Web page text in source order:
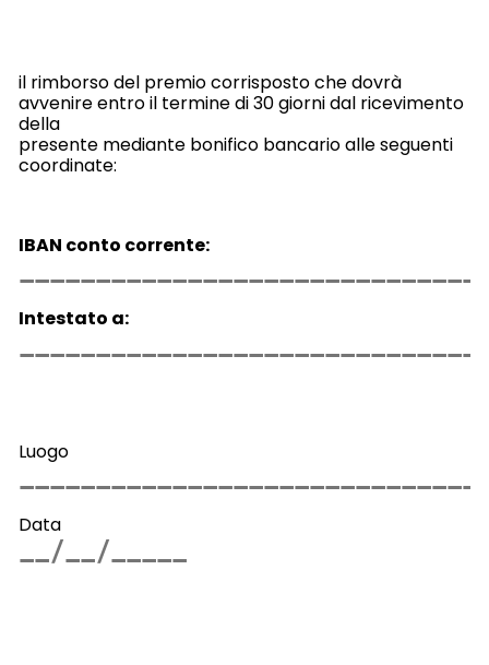
il rimborso del premio corrisposto che dovrà
avvenire entro il termine di 30 giorni dal ricevimento
della
presente mediante bonifico bancario alle seguenti
coordinate:
IBAN conto corrente:
Intestato a:
Luogo
Data